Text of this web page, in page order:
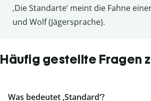
‚Die Standarte‘ meint die Fahne
und Wolf (Jägersprache).
Häufig gestellte Fragen
Was bedeutet ‚Standard‘?